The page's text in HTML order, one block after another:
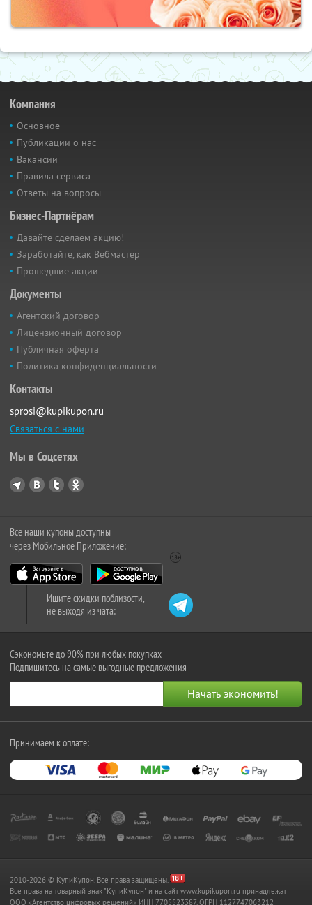
Компания
Основное
Публикации о нас
Вакансии
Правила сервиса
Ответы на вопросы
Бизнес-Партнёрам
Давайте сделаем акцию!
Заработайте, как Вебмастер
Прошедшие акции
Документы
Агентский договор
Лицензионный договор
Публичная оферта
Политика конфиденциальности
Контакты
sprosi@kupikupon.ru
Связаться с нами
Мы в Соцсетях
Все наши купоны доступны
через Мобильное Приложение:
Ищите скидки поблизости,
не выходя из чата:
Сэкономьте до 90% при любых покупках
Подпишитесь на самые выгодные предложения
Принимаем к оплате:
2010-2026 © КупиКупон. Все права защищены.
Все права на товарный знак "КупиКупон" и на сайт www.kupikupon.ru принадлежат
OOO «Агентство цифровых решений» ИНН 7705523387, ОГРН 1127747063212